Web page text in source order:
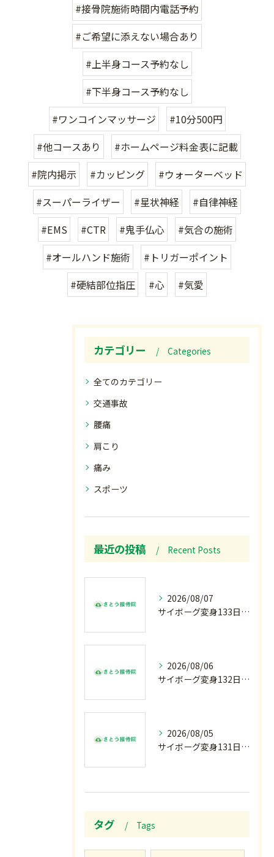
#接骨院施術時間内電話予約
#ご希望に添えない場合あり
#上半身コース予約なし
#下半身コース予約なし
#ワンコインマッサージ
#10分500円
#他コースあり
#ホームページ料金表に記載
#院内掲示
#カッピング
#ウォーターベッド
#スーパーライザー
#星状神経
#自律神経
#EMS
#CTR #鬼手仏心
#気合の施術
#オールハンド施術
#トリガーポイント
#硬結部位指圧
#心 #気愛
カテゴリー Categories
全てのカテゴリー
交通事故
腰痛
肩こり
痛み
スポーツ
最近の投稿 Recent Posts
2026/08/07
サイボーグ変身133日目.広島.原爆.81年.インターハイ初日.金曜の朝〜
2026/08/06
サイボーグ変身132日目.お知らせ.和歌山.インターハイ.柔道開幕…木曜の朝〜
2026/08/05
サイボーグ変身131日目.甲子園開幕.日曜.リラクゼーション柔.水曜の朝〜
タグ Tags